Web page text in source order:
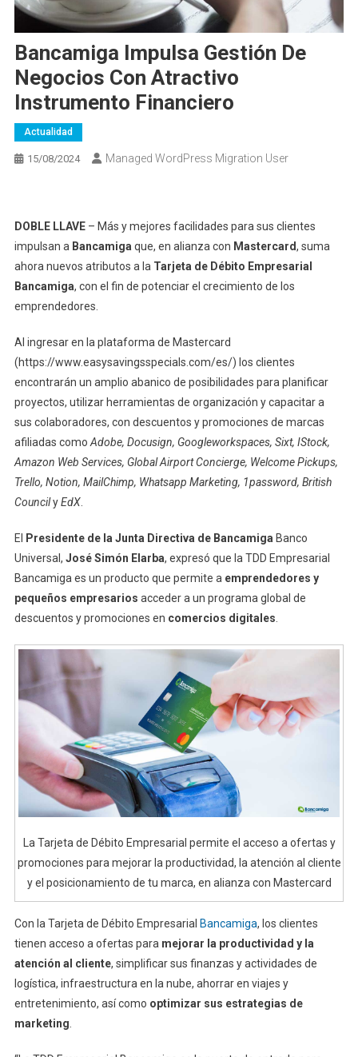
Bancamiga Impulsa Gestión De
Negocios Con Atractivo
Instrumento Financiero
Actualidad
15/08/2024 Managed WordPress Migration User
DOBLE LLAVE– Más y mejores facilidades para sus clientes
impulsan a Bancamiga que, en alianza con Mastercard, suma
ahora nuevos atributos a la Tarjeta de Débito Empresarial
Bancamiga, con el fin de potenciar el crecimiento de los
emprendedores.
Al ingresar en la plataforma de Mastercard
(https://www.easysavingsspecials.com/es/) los clientes
encontrarán un amplio abanico de posibilidades para planificar
proyectos, utilizar herramientas de organización y capacitar a
sus colaboradores, con descuentos y promociones de marcas
afiliadas como Adobe, Docusign, Googleworkspaces, Sixt, IStock,
Amazon Web Services, Global Airport Concierge, Welcome Pickups,
Trello, Notion, MailChimp, Whatsapp Marketing, 1password, British
CouncilyEdX.
El Presidente de la Junta Directiva de Bancamiga Banco
Universal, José Simón Elarba, expresó que la TDD Empresarial
Bancamiga es un producto que permite a emprendedores y
pequeños empresarios acceder a un programa global de
descuentos y promociones en comercios digitales
La Tarjeta de Débito Empresarial permite el acceso a ofertas y
promociones para mejorar la productividad, la atención al cliente
y el posicionamiento de tu marca, en alianza con Mastercard
Con la Tarjeta de Débito Empresarial Bancamiga, los clientes
tienen acceso a ofertas para mejorar la productividad y la
atención al cliente, simplificar sus finanzas y actividades de
logística, infraestructura en la nube, ahorrar en viajes y
entretenimiento, así como optimizar sus estrategias de
marketing.